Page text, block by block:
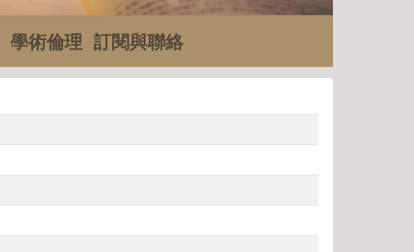
學術倫理 訂閱與聯絡